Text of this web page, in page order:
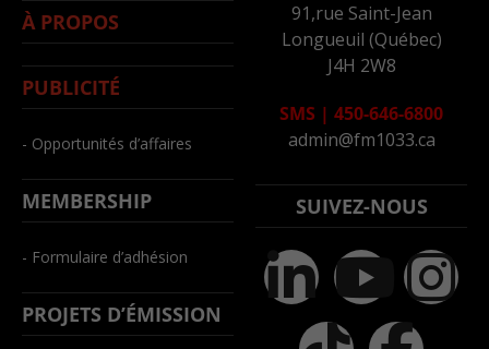
À PROPOS
PUBLICITÉ
- Opportunités d’affaires
MEMBERSHIP
- Formulaire d’adhésion
PROJETS D’ÉMISSION
91,rue Saint-Jean
Longueuil (Québec)
J4H 2W8
SMS | 450-646-6800
admin@fm1033.ca
SUIVEZ-NOUS